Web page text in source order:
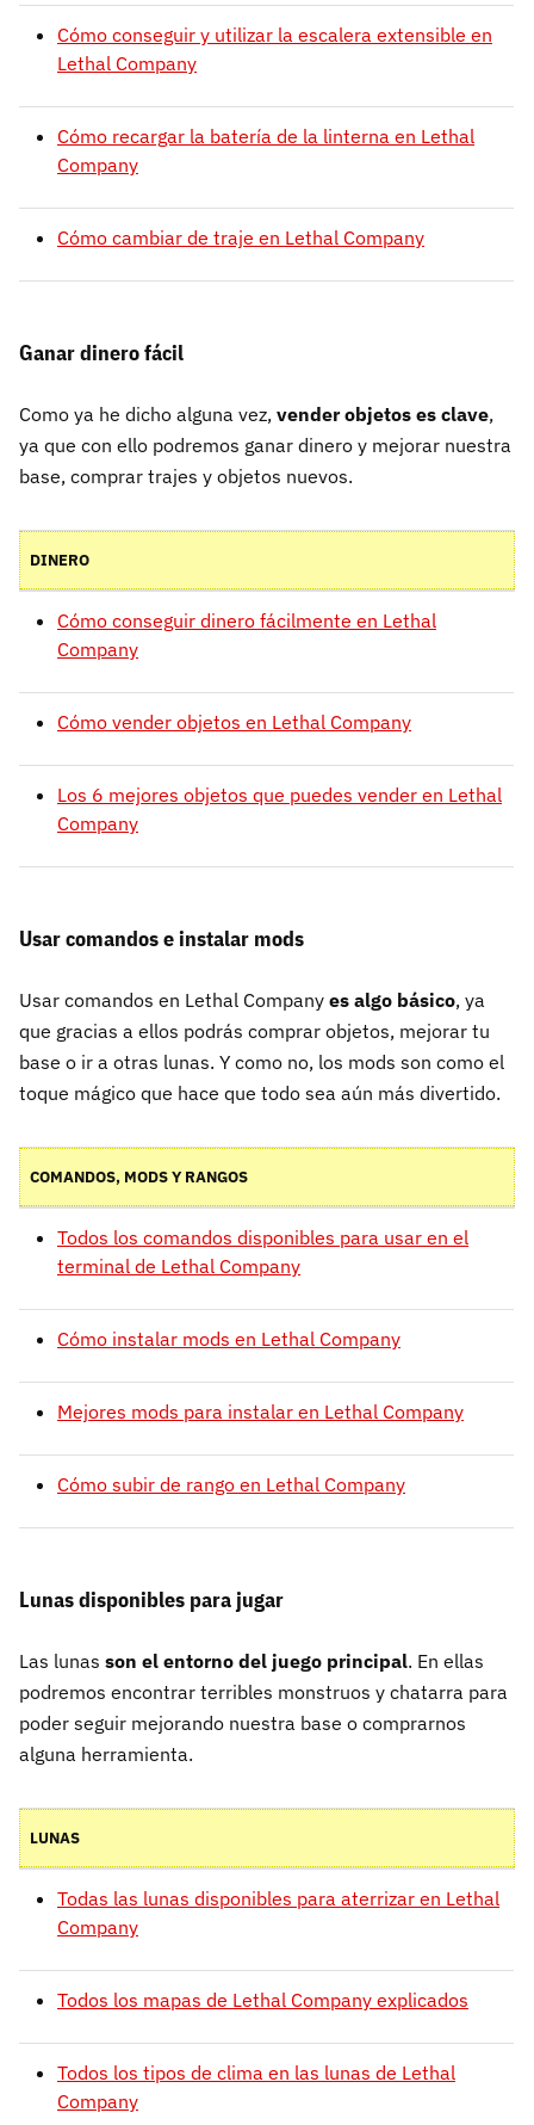
Cómo conseguir y utilizar la escalera extensible en
Lethal Company
Cómo recargar la batería de la linterna en Lethal
Company
Cómo cambiar de traje en Lethal Company
Ganar dinero fácil
Como ya he dicho alguna vez, vender objetos es clave,
ya que con ello podremos ganar dinero y mejorar nuestra
base, comprar trajes y objetos nuevos.
DINERO
Cómo conseguir dinero fácilmente en Lethal
Company
Cómo vender objetos en Lethal Company
Los 6 mejores objetos que puedes vender en Lethal
Company
Usar comandos e instalar mods
Usar comandos en Lethal Company es algo básico, ya
que gracias a ellos podrás comprar objetos, mejorar tu
base o ir a otras lunas. Y como no, los mods son como el
toque mágico que hace que todo sea aún más divertido.
COMANDOS, MODS Y RANGOS
Todos los comandos disponibles para usar en el
terminal de Lethal Company
Cómo instalar mods en Lethal Company
Mejores mods para instalar en Lethal Company
Cómo subir de rango en Lethal Company
Lunas disponibles para jugar
Las lunas son el entorno del juego principal. En ellas
podremos encontrar terribles monstruos y chatarra para
poder seguir mejorando nuestra base o comprarnos
alguna herramienta.
LUNAS
Todas las lunas disponibles para aterrizar en Lethal
Company
Todos los mapas de Lethal Company explicados
Todos los tipos de clima en las lunas de Lethal
Company